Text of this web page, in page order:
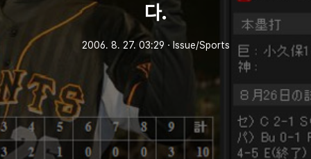
다.
2006. 8. 27. 03:29 ㆍ Issue/Sports